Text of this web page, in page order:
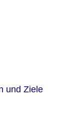
und Ziele